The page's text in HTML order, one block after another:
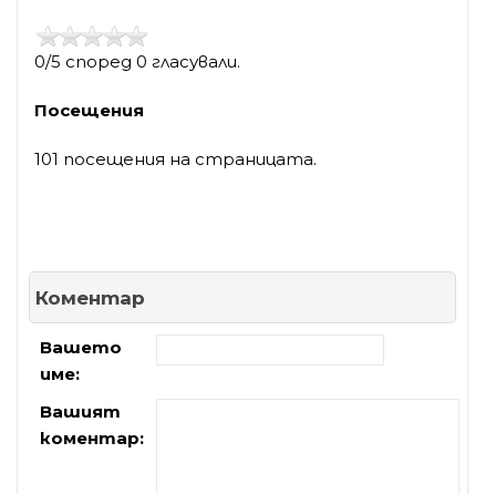
0/5 според 0 гласували.
Посещения
101 посещения на страницата.
Коментар
Вашето
име:
Вашият
коментар: